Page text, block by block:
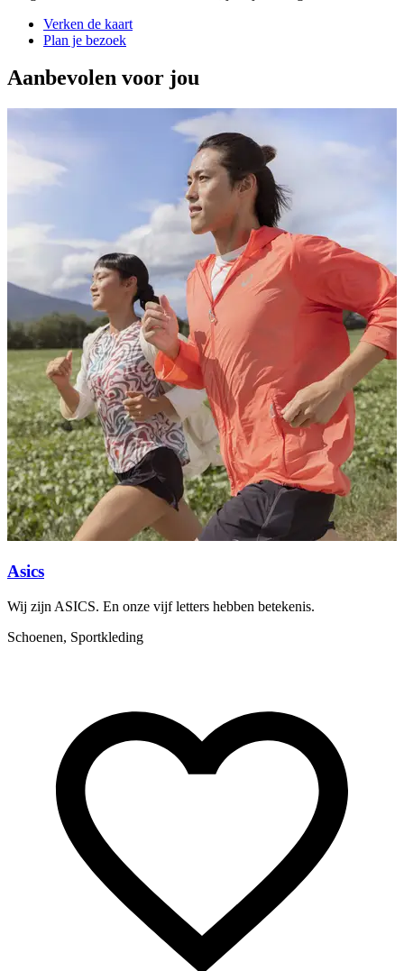
Verken de kaart
Plan je bezoek
Aanbevolen voor jou
Asics
Wij zijn ASICS. En onze vijf letters hebben betekenis.
Schoenen, Sportkleding